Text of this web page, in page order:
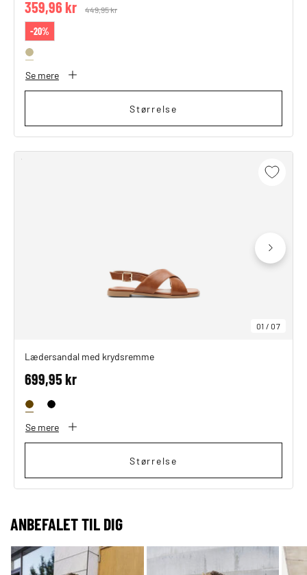
Price reduced from
449,95 kr
359,96 kr
-20%
Se mere
Størrelse
01 /07
Lædersandal med krydsremme
699,95 kr
Se mere
Størrelse
ANBEFALET TIL DIG